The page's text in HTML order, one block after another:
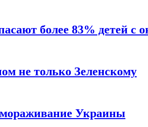
более 83% детей с
не только Зеленскому
Украины